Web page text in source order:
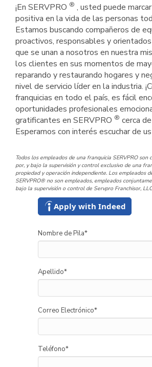
¡En SERVPRO ® , usted puede
positiva en la vida de las personas
Estamos buscando compañeros de
proactivos, responsables y
que se unan a nosotros en nuestra
los clientes en sus momentos de
reparando y restaurando hogares y
nivel de servicio líder en la industria.
franquicias en todo el país, es fácil
oportunidades profesionales
gratificantes en SERVPRO ® cerca
Esperamos con interés escuchar de
Todos los empleados de una franquicia SERVPRO son
por, y bajo la supervisión y control exclusivo de una
propiedad y operación independiente. Los empleados
SERVPRO® no son empleados, empleados
bajo la supervisión o control de Servpro Franchisor,
Apply with Indeed
Nombre de Pila*
Apellido*
Correo Electrónico*
Teléfono*